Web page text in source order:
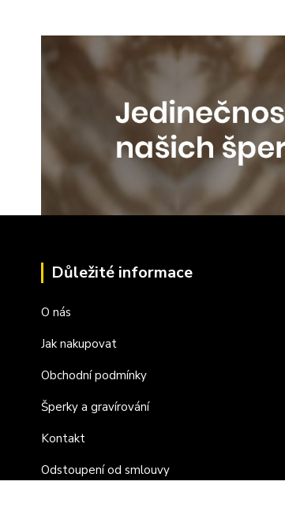
Důležité informace
O nás
Jak nakupovat
Obchodní podmínky
Šperky a gravírování
Kontakt
Odstoupení od smlouvy